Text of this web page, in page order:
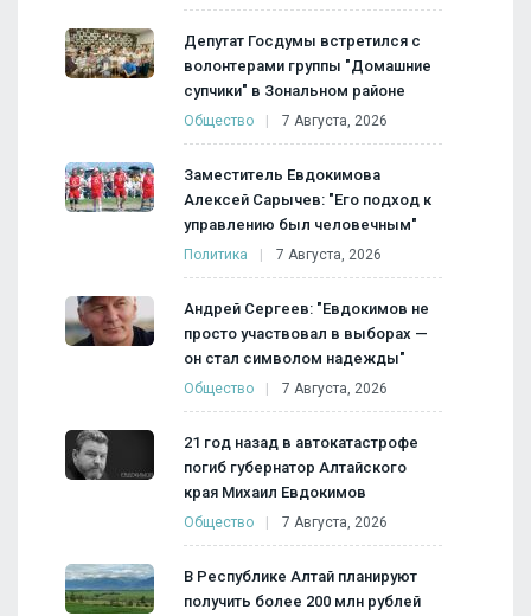
Депутат Госдумы встретился с
волонтерами группы "Домашние
супчики" в Зональном районе
Общество 7 Августа, 2026
Заместитель Евдокимова
Алексей Сарычев: "Его подход к
управлению был человечным"
Политика 7 Августа, 2026
Андрей Сергеев: "Евдокимов не
просто участвовал в выборах —
он стал символом надежды"
Общество 7 Августа, 2026
21 год назад в автокатастрофе
погиб губернатор Алтайского
края Михаил Евдокимов
Общество 7 Августа, 2026
В Республике Алтай планируют
получить более 200 млн рублей